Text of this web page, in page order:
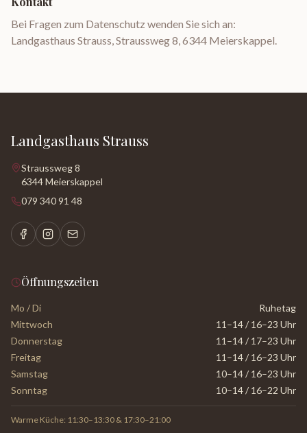
Bei Fragen zum Datenschutz wenden Sie sich an:
Landgasthaus Strauss, Straussweg 8, 6344 Meierskappel.
Landgasthaus Strauss
Straussweg 8
6344 Meierskappel
079 340 91 48
Öffnungszeiten
Mo / Di
Ruhetag
Mittwoch
11–14 / 16–23 Uhr
Donnerstag
11–14 / 17–23 Uhr
Freitag
11–14 / 16–23 Uhr
Samstag
10–14 / 16–23 Uhr
Sonntag
10–14 / 16–22 Uhr
Warme Küche: 11:30–13:30 & 17:30–21:00